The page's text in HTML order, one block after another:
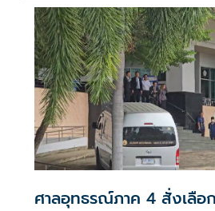
ศาลอุทธรณ์ภาค 4 สั่งเลือ